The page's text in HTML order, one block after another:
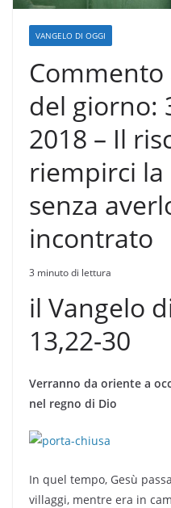
VANGELO DI OGGI
Commento
del giorno:
2018 – Il
riempirci la
senza
incontrato
3 minuto di lettura
il Vangelo
13,22-30
Verranno da oriente a
nel regno di Dio
In quel tempo, Gesù
villaggi, mentre era in